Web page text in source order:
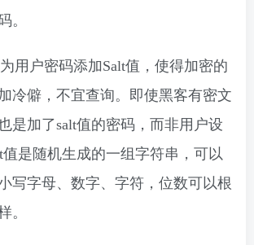
。
用户密码添加Salt值，使得加密的
冷僻，不宜查询。即使黑客有密文
是加了salt值的密码，而非用户设
是随机生成的一组字符串，可以
写字母、数字、字符，位数可以根
。